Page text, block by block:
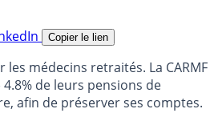
Copier le lien
médecins retraités. La CARMF
de leurs pensions de
afin de préserver ses comptes.